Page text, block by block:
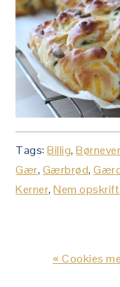
Tags:Billig,
Gær, Gærbrød,
Kerner,Nem opskrift
Previous
« Cookies